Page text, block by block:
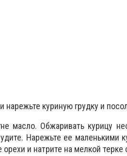
куриную грудку и
масло. Обжаривать курицу
Нарежьте ее маленькими
и натрите на мелкой терке